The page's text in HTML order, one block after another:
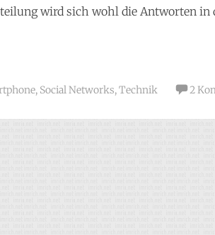
wird sich wohl die Antworten in
, Social Networks,Technik 2